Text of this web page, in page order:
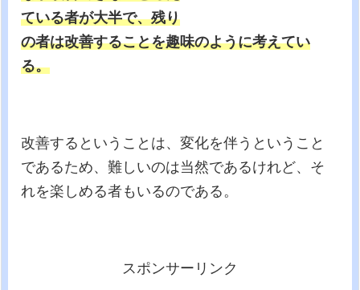
ている者が大半で、残り
の者は改善することを趣味のように考えてい
る。
改善するということは、変化を伴うということ
であるため、難しいのは当然であるけれど、そ
れを楽しめる者もいるのである。
スポンサーリンク